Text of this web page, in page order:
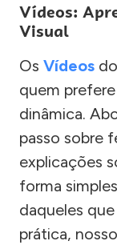
Vídeos:
Visual
Os Vídeos
quem
dinâmica.
passo sobre
explicações
forma
daqueles
prática,